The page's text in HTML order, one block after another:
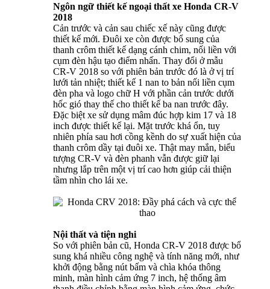
Ngôn ngữ thiết kế ngoại thất xe Honda CR-V
2018
Cản trước và cản sau chiếc xế này cũng được
thiết kế mới. Đuôi xe còn được bổ sung của
thanh crôm thiết kế dạng cánh chim, nối liền với
cụm đèn hậu tạo điểm nhấn. Thay đổi ở mẫu
CR-V 2018 so với phiên bản trước đó là ở vị trí
lưới tản nhiệt; thiết kế 1 nan to bản nối liền cụm
đèn pha và logo chữ H với phần cản trước dưới
hốc gió thay thế cho thiết kế ba nan trước đây.
Đặc biệt xe sử dụng mâm đúc hợp kim 17 và 18
inch được thiết kế lại. Mặt trước khá ổn, tuy
nhiên phía sau hơi cồng kềnh do sự xuất hiện của
thanh crôm dầy tại đuôi xe. Thật may mắn, biểu
tượng CR-V và đèn phanh vẫn được giữ lại
nhưng lắp trên một vị trí cao hơn giúp cải thiện
tầm nhìn cho lái xe.
Nội thất và tiện nghi
So với phiên bản cũ, Honda CR-V 2018 được bổ
sung khá nhiều công nghệ và tính năng mới, như
khởi động bằng nút bấm và chìa khóa thông
minh, màn hình cảm ứng 7 inch, hệ thống âm